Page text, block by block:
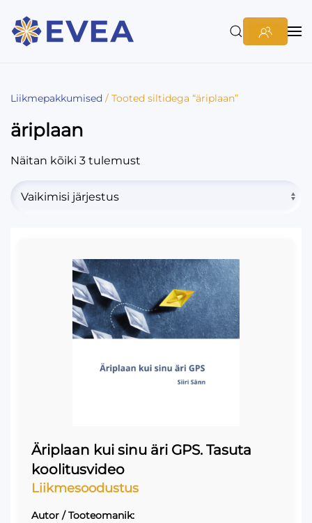
Liikmepakkumised / Tooted siltidega “äriplaan”
äriplaan
Näitan kõiki 3 tulemust
Äriplaan kui sinu äri GPS. Tasuta
koolitusvideo
Liikmesoodustus
Autor / Tooteomanik: